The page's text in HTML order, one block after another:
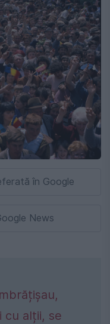
în Google
News
cu alții, se